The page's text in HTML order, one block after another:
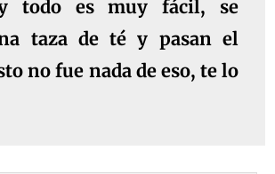
todo es muy fácil, se
taza de té y pasan el
no fue nada de eso, te lo